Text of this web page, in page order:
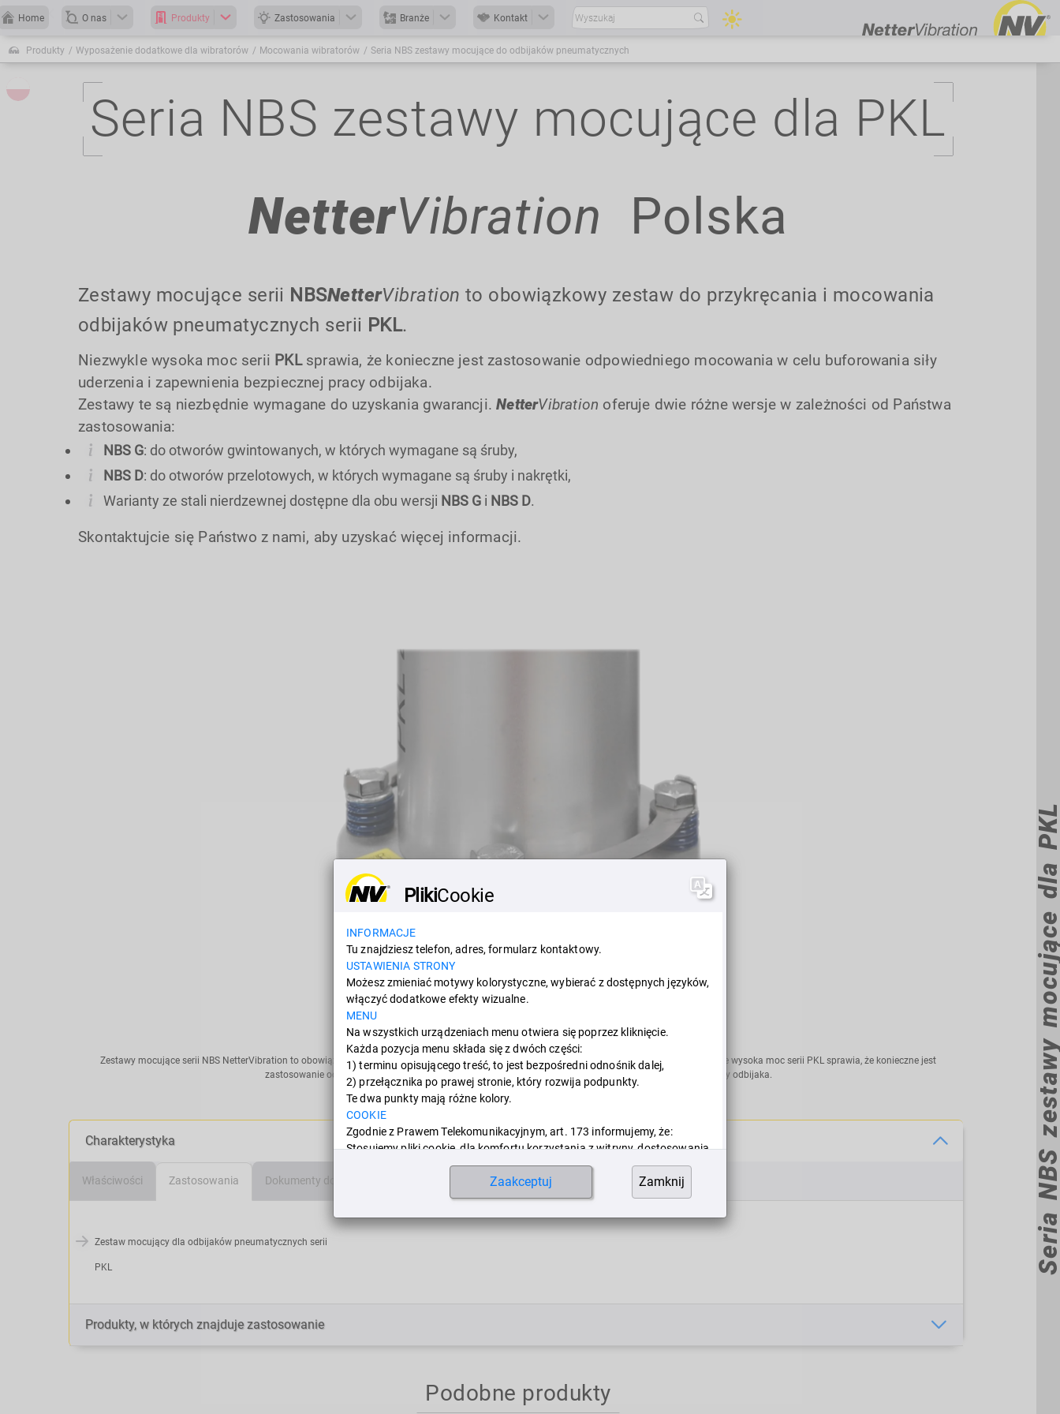
Home O nas Produkty Zastosowania Branże Kontakt
Produkty Wyposażenie dodatkowe dla wibratorów Mocowania wibratorów Seria NBS zestawy mocujące do odbijaków pneumatycznych
Seria NBS zestawy mocujące dla PKL
NetterVibration Polska
Zestawy mocujące serii NBSNetterVibration to obowiązkowy zestaw do przykręcania i mocowania
odbijaków pneumatycznych serii PKL.
Niezwykle wysoka moc serii PKLsprawia, że konieczne jest zastosowanie odpowiedniego mocowania w celu buforowania siły
uderzenia i zapewnienia bezpiecznej pracy odbijaka.
Zestawy te są niezbędnie wymagane do uzyskania gwarancji.NetterVibration oferuje dwie różne wersje w zależności od Państwa
zastosowania:
NBS G: do otworów gwintowanych, w których wymagane są śruby,
NBS D: do otworów przelotowych, w których wymagane są śruby i nakrętki,
Warianty ze stali nierdzewnej dostępne dla obu wersji NBS Gi NBS D.
Skontaktujcie się Państwo z nami, aby uzyskać więcej informacji.
Seria NBS
Zestawy mocujące serii NBS NetterVibration to obowiązkowy zestaw do przykręcania i mocowania odbijaków pneumatycznych serii PKL. Niezwykle wysoka moc serii PKL sprawia, że konieczne jest
zastosowanie odpowiedniego mocowania w celu buforowania siły uderzenia i zapewnienia bezpiecznej pracy odbijaka.
Informacje
Charakterystyka
Właściwości Zastosowania Dokumenty do pobrania
Zestaw mocujący dla odbijaków pneumatycznych serii
PKL
Produkty, w których znajduje zastosowanie
Podobne produkty
PlikiCookie
INFORMACJE
Tu znajdziesz telefon, adres, formularz kontaktowy.
USTAWIENIA STRONY
Możesz zmieniać motywy kolorystyczne, wybierać z dostępnych języków,
włączyć dodatkowe efekty wizualne.
MENU
Na wszystkich urządzeniach menu otwiera się poprzez kliknięcie.
Każda pozycja menu składa się z dwóch części:
1) terminu opisującego treść, to jest bezpośredni odnośnik dalej,
2) przełącznika po prawej stronie, który rozwija podpunkty.
Te dwa punkty mają różne kolory.
COOKIE
Zgodnie z Prawem Telekomunikacyjnym, art. 173 informujemy, że:
Stosujemy pliki cookie, dla komfortu korzystania z witryny, dostosowania
do indywidualnych preferencji oraz aby umożliwić korzystanie z
Dalsze informacje dostępne są w:
Ustawienia
COOKIE
Zaakceptuj Zamknij